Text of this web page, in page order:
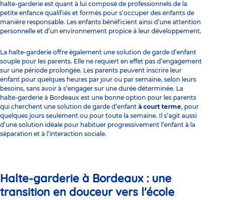
halte-garderie est quant à lui composé de professionnels de la
petite enfance qualifiés et formés pour s’occuper des enfants de
manière responsable. Les enfants bénéficient ainsi d’une attention
personnelle et d’un environnement propice à leur développement.
La halte-garderie offre également une solution de garde d’enfant
souple pour les parents. Elle ne requiert en effet pas d’engagement
sur une période prolongée. Les parents peuvent inscrire leur
enfant pour quelques heures par jour ou par semaine, selon leurs
besoins, sans avoir à s’engager sur une durée déterminée. La
halte-garderie à Bordeaux est une bonne option pour les parents
qui cherchent une solution de garde d’enfant à court terme, pour
quelques jours seulement ou pour toute la semaine. Il s’agit aussi
d’une solution idéale pour habituer progressivement l’enfant à la
séparation et à l’interaction sociale.
Halte-garderie à Bordeaux : une
transition en douceur vers l'école